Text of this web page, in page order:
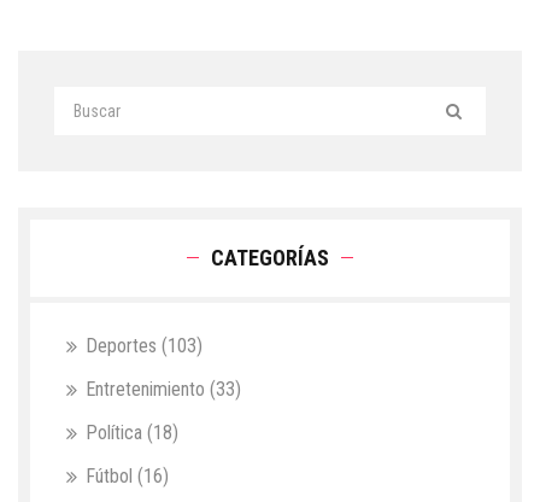
CATEGORÍAS
Deportes (103)
Entretenimiento (33)
Política (18)
Fútbol (16)